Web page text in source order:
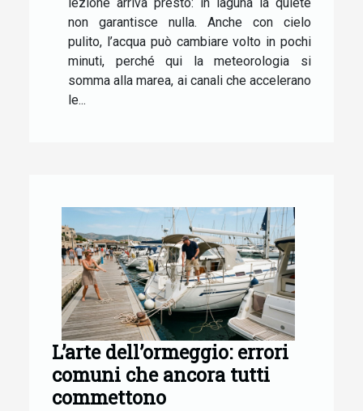
lezione arriva presto: in laguna la quiete
non garantisce nulla. Anche con cielo
pulito, l’acqua può cambiare volto in pochi
minuti, perché qui la meteorologia si
somma alla marea, ai canali che accelerano
le...
L’arte dell’ormeggio: errori
comuni che ancora tutti
commettono